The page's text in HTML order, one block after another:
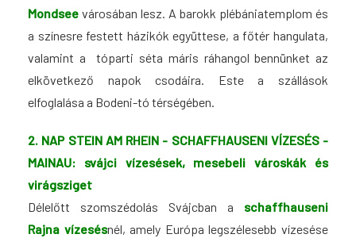
Mondsee városában lesz. A barokk plébániatemplom és
a színesre festett házikók együttese, a főtér hangulata,
valamint a tóparti séta máris ráhangol bennünket az
elkövetkező napok csodáira. Este a szállások
elfoglalása a Bodeni-tó térségében.
2. NAP STEIN AM RHEIN - SCHAFFHAUSENI VÍZESÉS -
MAINAU: svájcivízesések, mesebeli városkák és
virágsziget
Délelőtt szomszédolás Svájcban a schaffhauseni
Rajna vízesésnél, amely Európa legszélesebb vízesése